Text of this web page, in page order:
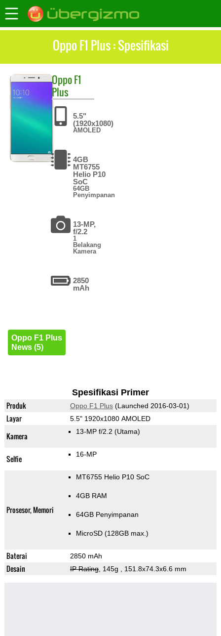
Oppo F1 Plus : Spesifikasi
OppoF1
Plus
5.5"
(1920x1080)
AMOLED
4GB
MT6755
Helio P10
SoC
64GB
Penyimpanan
13-MP,
f/2.2
1
Belakang
Kamera
2850
mAh
Oppo F1 Plus
News (5)
Spesifikasi Primer
Produk Oppo F1 Plus(Launched 2016-03-01)
Layar 5.5" 1920x1080 AMOLED
Kamera 13-MP f/2.2 (Utama)
Selfie 16-MP
Prosesor, Memori
MT6755 Helio P10 SoC
4GB RAM
64GB Penyimpanan
MicroSD (128GB max.)
Baterai 2850 mAh
Desain IP Rating, 145g , 151.8x74.3x6.6 mm